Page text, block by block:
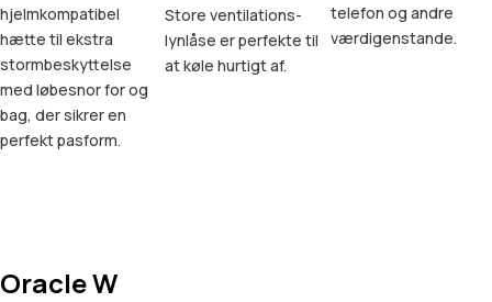
hjelmkompatibel
hætte til ekstra
stormbeskyttelse
med løbesnor for og
bag, der sikrer en
perfekt pasform.
Store ventilations-
lynlåse er perfekte til
at køle hurtigt af.
telefon og andre
værdigenstande.
Oracle W